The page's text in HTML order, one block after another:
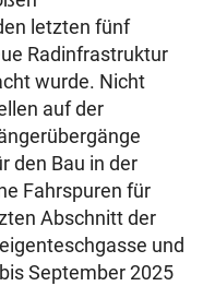
letzten fünf
Radinfrastruktur
wurde. Nicht
auf der
den Bau in der
Fahrspuren für
Abschnitt der
und
September 2025